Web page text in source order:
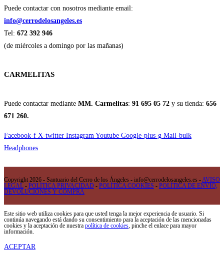
Puede contactar con nosotros mediante email:
info@cerrodelosangeles.es
Tel: 672 392 946
(de miércoles a domingo por las mañanas)
CARMELITAS
Puede contactar mediante MM. Carmelitas: 91 695 05 72 y su tienda: 656
671 260.
Facebook-f X-twitter Instagram Youtube Google-plus-g Mail-bulk
Headphones
Copyright 2026 - Santuario del Cerro de los Ángeles - info@cerrodelosangeles.es -AVISO
LEGAL - POLÍTICA PRIVACIDAD - POLÍTICA COOKIES - POLÍTICA DE ENVÍO,
DEVOLUCIONES Y COMPRA
Este sitio web utiliza cookies para que usted tenga la mejor experiencia de usuario. Si
continúa navegando está dando su consentimiento para la aceptación de las mencionadas
cookies y la aceptación de nuestra política de cookies, pinche el enlace para mayor
información.
ACEPTAR